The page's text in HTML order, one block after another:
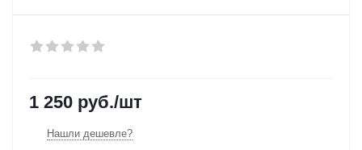
1 250 руб./шт
Нашли дешевле?